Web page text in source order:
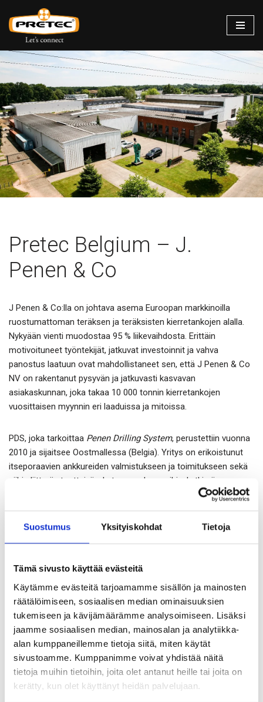
Suostumus Yksityiskohdat Tietoja
Tämä sivusto käyttää evästeitä
Käytämme evästeitä tarjoamamme sisällön ja mainosten
räätälöimiseen, sosiaalisen median ominaisuuksien
tukemiseen ja kävijämäärämme analysoimiseen. Lisäksi
jaamme sosiaalisen median, mainosalan ja analytiikka-
alan kumppaneillemme tietoja siitä, miten käytät
sivustoamme. Kumppanimme voivat yhdistää näitä
tietoja muihin tietoihin, joita olet antanut heille tai joita on
kerätty, kun olet käyttänyt heidän palvelujaan.
Siirry
suoraan
sisältöön
Pretec Belgium – J.
Penen & Co
J Penen & Co:lla on johtava asema Euroopan markkinoilla
ruostumattoman teräksen ja teräksisten kierretankojen alalla.
Nykyään vienti muodostaa 95 % liikevaihdosta. Erittäin
motivoituneet työntekijät, jatkuvat investoinnit ja vahva
panostus laatuun ovat mahdollistaneet sen, että J Penen & Co
NV on rakentanut pysyvän ja jatkuvasti kasvavan
asiakaskunnan, joka takaa 10 000 tonnin kierretankojen
vuosittaisen myynnin eri laaduissa ja mitoissa.
PDS, joka tarkoittaa Penen Drilling System, perustettiin vuonna
2010 ja sijaitsee Oostmallessa (Belgia). Yritys on erikoistunut
itseporaavien ankkureiden valmistukseen ja toimitukseen sekä
niihin liittyviin tuotteisiin, kuten porakruunuihin, kytkimiin,
muttereihin jne. Vuodesta 2015 lähtien PDS on ollut CATI-
jänneankkureiden yksinmyyjä Benelux-maissa ja
Skandinaviassa.
ansiosta hankkeissa Alankomaissa, Suomessa, Norjassa,
Albaniassa ja Belgiassa, kuten Brysselin seudun lähijunareittien
(RER) rakennustöissä, useiden Antwerpenin sataman
laituriseinien uusimisessa, sekä uuden sulun rakentamisessa
Sint-Baafs-Vijvessä.
Tänä päivänä meillä työskentelee 25 henkilöä Belgiassa, ja
liikevaihtomme vuonna 2023 oli 13,5 miljoonaa euroa